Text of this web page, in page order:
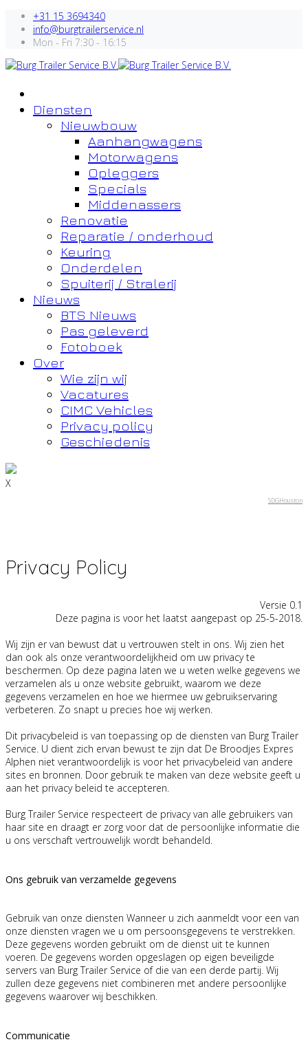
+31 15 3694340
info@burgtrailerservice.nl
Mon - Fri 7:30 - 16:15
Diensten
Nieuwbouw
Aanhangwagens
Motorwagens
Opleggers
Specials
Middenassers
Renovatie
Reparatie / onderhoud
Keuring
Onderdelen
Spuiterij / Stralerij
Nieuws
BTS Nieuws
Pas geleverd
Fotoboek
Over
Wie zijn wij
Vacatures
CIMC Vehicles
Privacy policy
Geschiedenis
X
SDGHouston
Privacy Policy
Versie 0.1
Deze pagina is voor het laatst aangepast op 25-5-2018.
Wij zijn er van bewust dat u vertrouwen stelt in ons. Wij zien het
dan ook als onze verantwoordelijkheid om uw privacy te
beschermen. Op deze pagina laten we u weten welke gegevens we
verzamelen als u onze website gebruikt, waarom we deze
gegevens verzamelen en hoe we hiermee uw gebruikservaring
verbeteren. Zo snapt u precies hoe wij werken.
Dit privacybeleid is van toepassing op de diensten van Burg Trailer
Service. U dient zich ervan bewust te zijn dat De Broodjes Expres
Alphen niet verantwoordelijk is voor het privacybeleid van andere
sites en bronnen. Door gebruik te maken van deze website geeft u
aan het privacy beleid te accepteren.
Burg Trailer Service respecteert de privacy van alle gebruikers van
haar site en draagt er zorg voor dat de persoonlijke informatie die
u ons verschaft vertrouwelijk wordt behandeld.
Ons gebruik van verzamelde gegevens
Gebruik van onze diensten Wanneer u zich aanmeldt voor een van
onze diensten vragen we u om persoonsgegevens te verstrekken.
Deze gegevens worden gebruikt om de dienst uit te kunnen
voeren. De gegevens worden opgeslagen op eigen beveiligde
servers van Burg Trailer Service of die van een derde partij. Wij
zullen deze gegevens niet combineren met andere persoonlijke
gegevens waarover wij beschikken.
Communicatie